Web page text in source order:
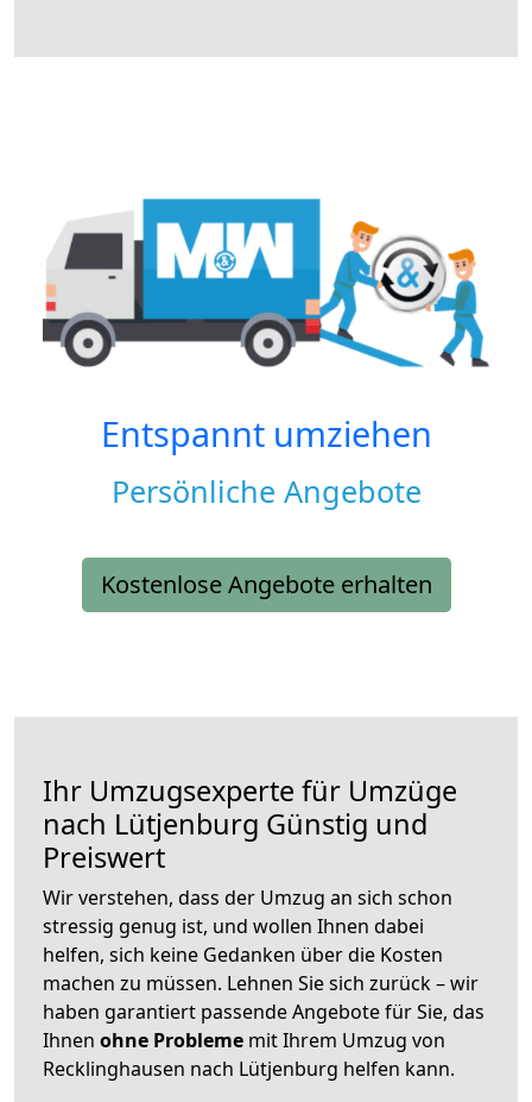
Entspannt umziehen
Persönliche Angebote
Kostenlose Angebote erhalten
Ihr Umzugsexperte für Umzüge
nach Lütjenburg Günstig und
Preiswert
Wir verstehen, dass der Umzug an sich schon
stressig genug ist, und wollen Ihnen dabei
helfen, sich keine Gedanken über die Kosten
machen zu müssen. Lehnen Sie sich zurück – wir
haben garantiert passende Angebote für Sie, das
Ihnen ohne Probleme mit Ihrem Umzug von
Recklinghausen nach Lütjenburg helfen kann.